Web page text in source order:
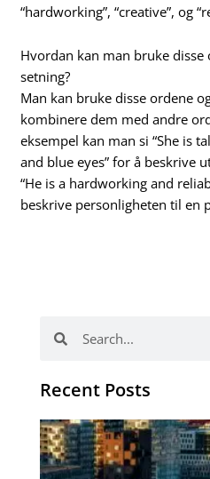
“hardworking”, “creative”, og
Hvordan kan man bruke disse
setning?
Man kan bruke disse ordene
kombinere dem med andre
eksempel kan man si “She is
and blue eyes” for å beskrive
“He is a hardworking and
beskrive personligheten til en
Recent Posts